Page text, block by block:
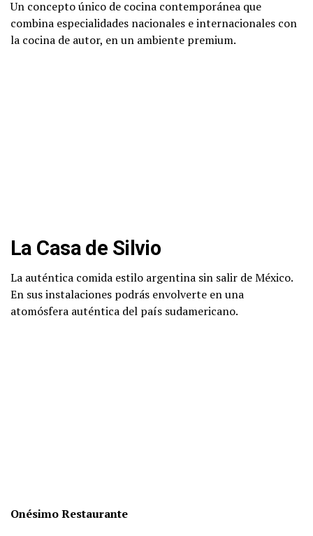
Un concepto único de cocina contemporánea que
combina especialidades nacionales e internacionales con
la cocina de autor, en un ambiente premium.
La Casa de Silvio
La auténtica comida estilo argentina sin salir de México.
En sus instalaciones podrás envolverte en una
atomósfera auténtica del país sudamericano.
Onésimo Restaurante